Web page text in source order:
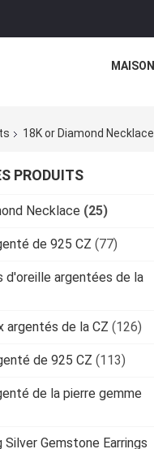
MAISON
18K or Diamond Necklace
PRODUITS
Necklace (25)
de 925 CZ (77)
d'oreille argentées de la
argentés de la CZ (126)
de 925 CZ (113)
de la pierre gemme
Gemstone Earrings